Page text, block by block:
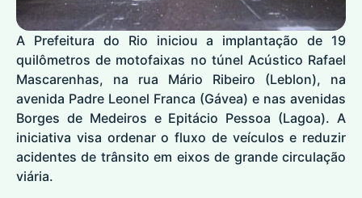
A Prefeitura do Rio iniciou a implantação de 19
quilômetros de motofaixas no túnel Acústico Rafael
Mascarenhas, na rua Mário Ribeiro (Leblon), na
avenida Padre Leonel Franca (Gávea) e nas avenidas
Borges de Medeiros e Epitácio Pessoa (Lagoa). A
iniciativa visa ordenar o fluxo de veículos e reduzir
acidentes de trânsito em eixos de grande circulação
viária.